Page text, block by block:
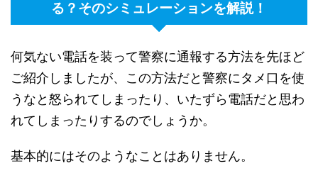
る？そのシミュレーションを解説！
何気ない電話を装って警察に通報する方法を先ほど
ご紹介しましたが、この方法だと警察にタメ口を使
うなと怒られてしまったり、いたずら電話だと思わ
れてしまったりするのでしょうか。
基本的にはそのようなことはありません。